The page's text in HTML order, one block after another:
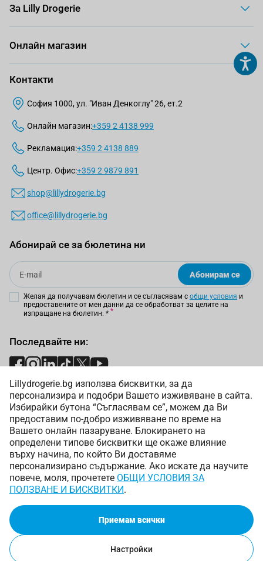
Lillydrogerie.bg използва бисквитки, за да
персонализира и подобри Вашето изживяване в сайта.
Избирайки бутона “Съгласявам се”, можем да Ви
предоставим по-добро изживяване по време на
Вашето онлайн пазаруване. Блокирането на
определени типове бисквитки ще окаже влияние
върху начина, по който Ви доставяме
персонализирано съдържание. Ако искате да научите
повече, моля, прочетете ОБЩИ УСЛОВИЯ ЗА
ПОЛЗВАНЕ И БИСКВИТКИ.
Приемам всички
Настройки
За Lilly Drogerie
Онлайн магазин
Контакти
София 1000, ул. "Иван Денкоглу" 26, ет.2
Онлайн магазин:+359 2 4138 999
Рекламация:+359 2 4138 889
Центр. Офис:+359 2 9879 891
shop@lillydrogerie.bg
office@lillydrogerie.bg
Абонирай се за бюлетина ни
Email
Абонирам се
Желая да получавам бюлетин и се съгласявам с общи условия и
предоставените от мен данни да се обработват за целите на
изпращане на бюлетин. *
Последвайте ни:
Начини на плащане:
Начини на доставка:
Copyright © 2025 Лили Дрогерие ЕООД. Всички права
запазени.
Онлайн магазин от